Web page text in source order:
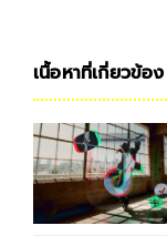
เนื้อหาที่เกี่ยวข้อง